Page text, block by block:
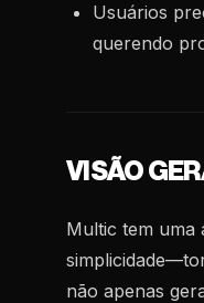
Usuários
querendo
VISÃO
Multic tem uma
não apenas